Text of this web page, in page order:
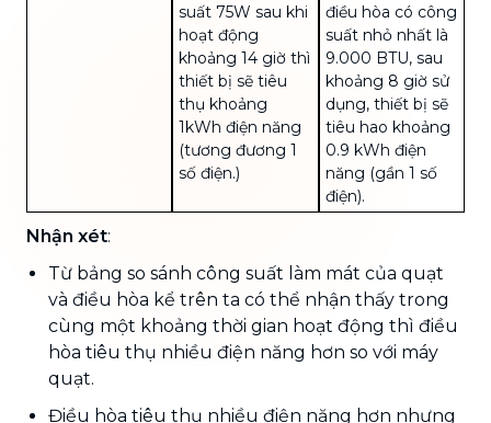
suất 75W sau khi
hoạt động
khoảng 14 giờ thì
thiết bị sẽ tiêu
thụ khoảng
1kWh điện năng
(tương đương 1
số điện.)
điều hòa có công
suất nhỏ nhất là
9.000 BTU, sau
khoảng 8 giờ sử
dụng, thiết bị sẽ
tiêu hao khoảng
0.9 kWh điện
năng (gần 1 số
điện).
Nhận xét:
Từ bảng so sánh công suất làm mát của quạt
và điều hòa kể trên ta có thể nhận thấy trong
cùng một khoảng thời gian hoạt động thì điều
hòa tiêu thụ nhiều điện năng hơn so với máy
quạt.
Điều hòa tiêu thụ nhiều điện năng hơn nhưng